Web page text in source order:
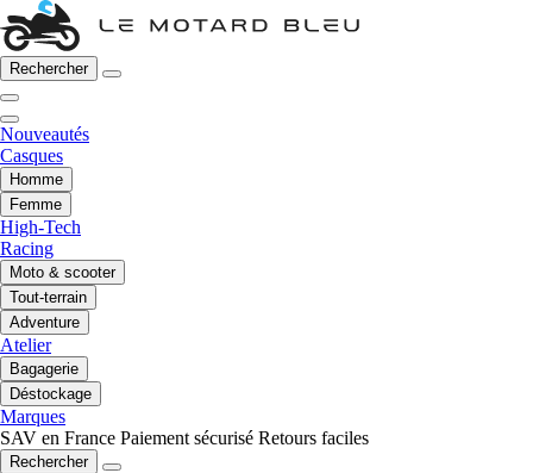
Rechercher
Nouveautés
Casques
Homme
Femme
High-Tech
Racing
Moto & scooter
Tout-terrain
Adventure
Atelier
Bagagerie
Déstockage
Marques
SAV en France Paiement sécurisé Retours faciles
Rechercher